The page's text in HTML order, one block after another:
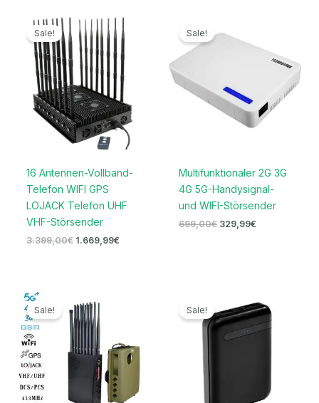
Sale!
16 Antennen-Vollband-
Telefon WIFI GPS
LOJACK Telefon UHF
VHF-Störsender
3.399,00€
Ursprünglicher
Preis
war:
3.399,00€
1.669,99€
Aktueller
Preis
ist:
1.669,99€.
Sale!
Multifunktionaler 2G 3G
4G 5G-Handysignal-
und WIFI-Störsender
699,00€
war:
329,99€
329,99€.
Sale!
Preis
war:
1.599,00€
Sale!
Preis
war:
239,00€
Preis
ist:
119,99€.